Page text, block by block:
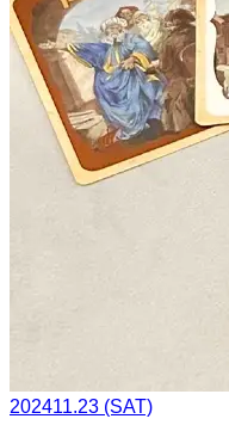
202411.23 (SAT)